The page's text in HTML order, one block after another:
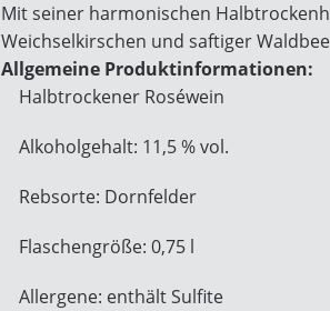
Mit seiner harmonischen
Weichselkirschen und saftiger
Allgemeine Produktinformationen:
Halbtrockener Roséwein
Alkoholgehalt: 11,5 % vol.
Rebsorte: Dornfelder
Flaschengröße: 0,75 l
Allergene: enthält Sulfite